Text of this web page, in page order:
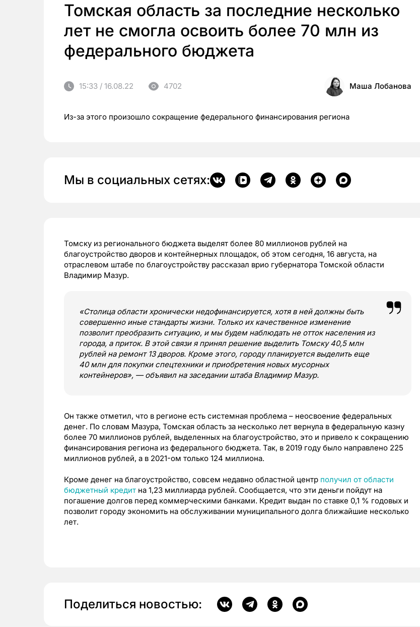
Томская область за последние несколько
лет не смогла освоить более 70 млн из
федерального бюджета
15:33 / 16.08.22 4702 Маша Лобанова
Из-за этого произошло сокращение федерального финансирования региона
Мы в социальных сетях:
Томску из регионального бюджета выделят более 80 миллионов рублей на
благоустройство дворов и контейнерных площадок, об этом сегодня, 16 августа, на
отраслевом штабе по благоустройству рассказал врио губернатора Томской области
Владимир Мазур.
«Столица области хронически недофинансируется, хотя в ней должны быть
совершенно иные стандарты жизни. Только их качественное изменение
позволит преобразить ситуацию, и мы будем наблюдать не отток населения из
города, а приток. В этой связи я принял решение выделить Томску 40,5 млн
рублей на ремонт 13 дворов. Кроме этого, городу планируется выделить еще
40 млн для покупки спецтехники и приобретения новых мусорных
контейнеров», — объявил на заседании штаба Владимир Мазур.
Он также отметил, что в регионе есть системная проблема – неосвоение федеральных
денег. По словам Мазура, Томская область за несколько лет вернула в федеральную казну
более 70 миллионов рублей, выделенных на благоустройство, это и привело к сокращению
финансирования региона из федерального бюджета. Так, в 2019 году было направлено 225
миллионов рублей, а в 2021-ом только 124 миллиона.
Кроме денег на благоустройство, совсем недавно областной центр получил от области
бюджетный кредит на 1,23 миллиарда рублей. Сообщается, что эти деньги пойдут на
погашение долгов перед коммерческими банками. Кредит выдан по ставке 0,1 % годовых и
позволит городу экономить на обслуживании муниципального долга ближайшие несколько
лет.
Поделиться новостью: